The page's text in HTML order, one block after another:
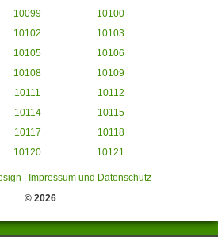
10099
10100
10102
10103
10105
10106
10108
10109
10111
10112
10114
10115
10117
10118
10120 10121
Impressum und Datenschutz
© 2026